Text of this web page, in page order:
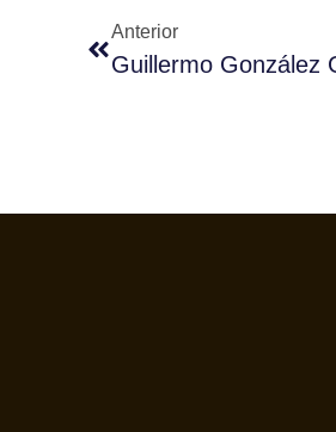
Anterior
Guillermo González